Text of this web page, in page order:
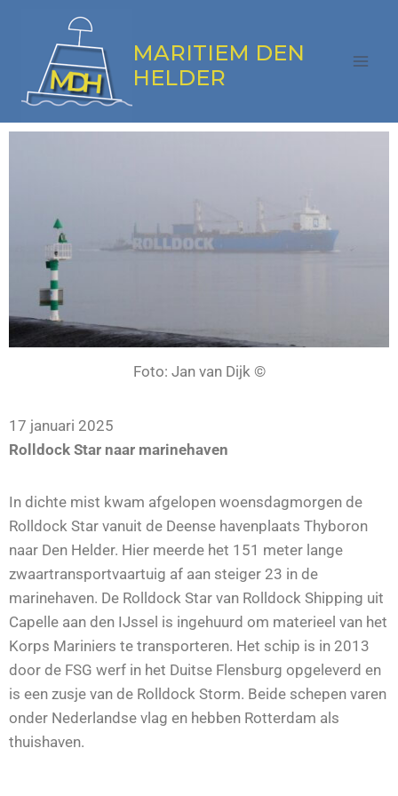
MARITIEM DEN
HELDER
Foto: Jan van Dijk ©
17 januari 2025
Rolldock Star naar marinehaven
In dichte mist kwam afgelopen woensdagmorgen de
Rolldock Star vanuit de Deense havenplaats Thyboron
naar Den Helder. Hier meerde het 151 meter lange
zwaartransportvaartuig af aan steiger 23 in de
marinehaven. De Rolldock Star van Rolldock Shipping uit
Capelle aan den IJssel is ingehuurd om materieel van het
Korps Mariniers te transporteren. Het schip is in 2013
door de FSG werf in het Duitse Flensburg opgeleverd en
is een zusje van de Rolldock Storm. Beide schepen varen
onder Nederlandse vlag en hebben Rotterdam als
thuishaven.